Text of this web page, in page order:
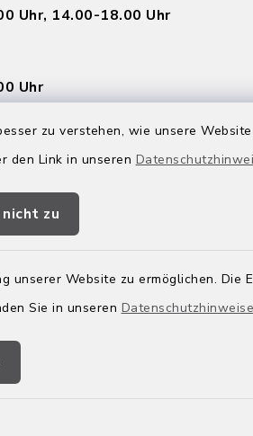
zu verstehen, wie unsere
den Link in unseren
zu
unserer Website zu ermöglichen. Die
Sie in unseren
Uhr, 14.00-18.00 Uhr
Uhr
Termin vereinbaren